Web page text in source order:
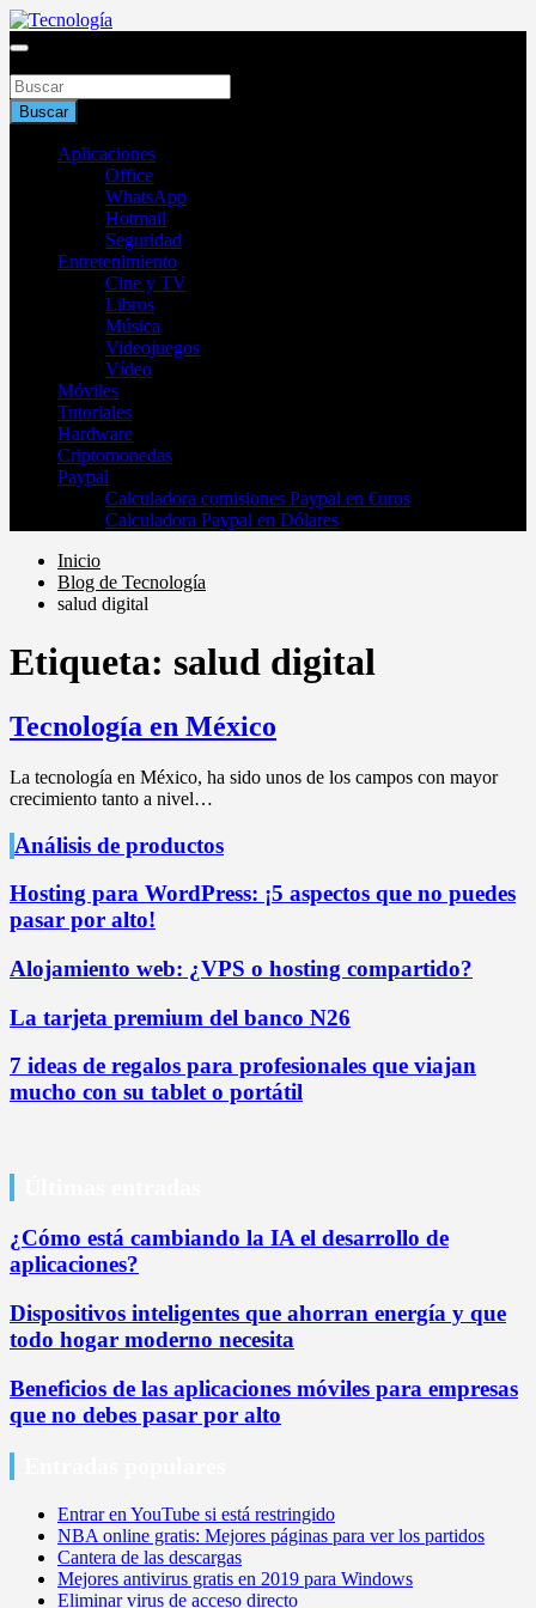
Saltar
al
Tecnología
Buscar
Aplicaciones
Office
WhatsApp
Hotmail
Seguridad
Entretenimiento
Cine y TV
Libros
Música
Videojuegos
Vídeo
Móviles
Tutoriales
Hardware
Criptomonedas
Paypal
Calculadora comisiones Paypal en €uros
Calculadora Paypal en Dólares
Inicio
Blog de Tecnología
salud digital
Etiqueta: salud digital
Tecnología en México
La tecnología en México, ha sido unos de los campos con mayor
crecimiento tanto a nivel…
Análisis de productos
Hosting para WordPress: ¡5 aspectos que no puedes
pasar por alto!
Alojamiento web: ¿VPS o hosting compartido?
La tarjeta premium del banco N26
7 ideas de regalos para profesionales que viajan
mucho con su tablet o portátil
¿Cómo está cambiando la IA el desarrollo de
aplicaciones?
Dispositivos inteligentes que ahorran energía y que
todo hogar moderno necesita
Beneficios de las aplicaciones móviles para empresas
que no debes pasar por alto
Entrar en YouTube si está restringido
NBA online gratis: Mejores páginas para ver los partidos
Cantera de las descargas
Mejores antivirus gratis en 2019 para Windows
Eliminar virus de acceso directo